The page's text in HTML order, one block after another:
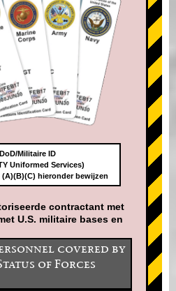
Militaire ID
Uniformed Services)
hieronder bewijzen
contractant met
U.S. militaire bases en
covered by
of Forces